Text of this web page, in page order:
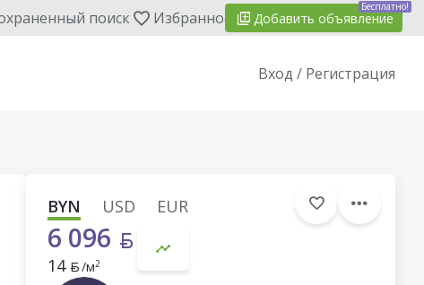
поиск Избранное Добавить объявление
Бесплатно!
Вход / Регистрация
BYN USD EUR
6 096
14 /м2